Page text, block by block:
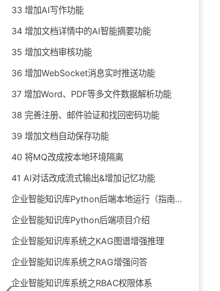
33 增加AI写作功能
34 增加文档详情中的AI智能摘要功能
35 增加文档审核功能
36 增加WebSocket消息实时推送功能
37 增加Word、PDF等多文件数据解析功能
38 完善注册、邮件验证和找回密码功能
39 增加文档自动保存功能
40 将MQ改成按本地环境隔离
41 AI对话改成流式输出&增加记忆功能
企业智能知识库Python后端本地运行（指南）
企业智能知识库Python后端项目介绍
企业智能知识库系统之KAG图谱增强推理
企业智能知识库系统之RAG增强问答
企业智能知识库系统之RBAC权限体系